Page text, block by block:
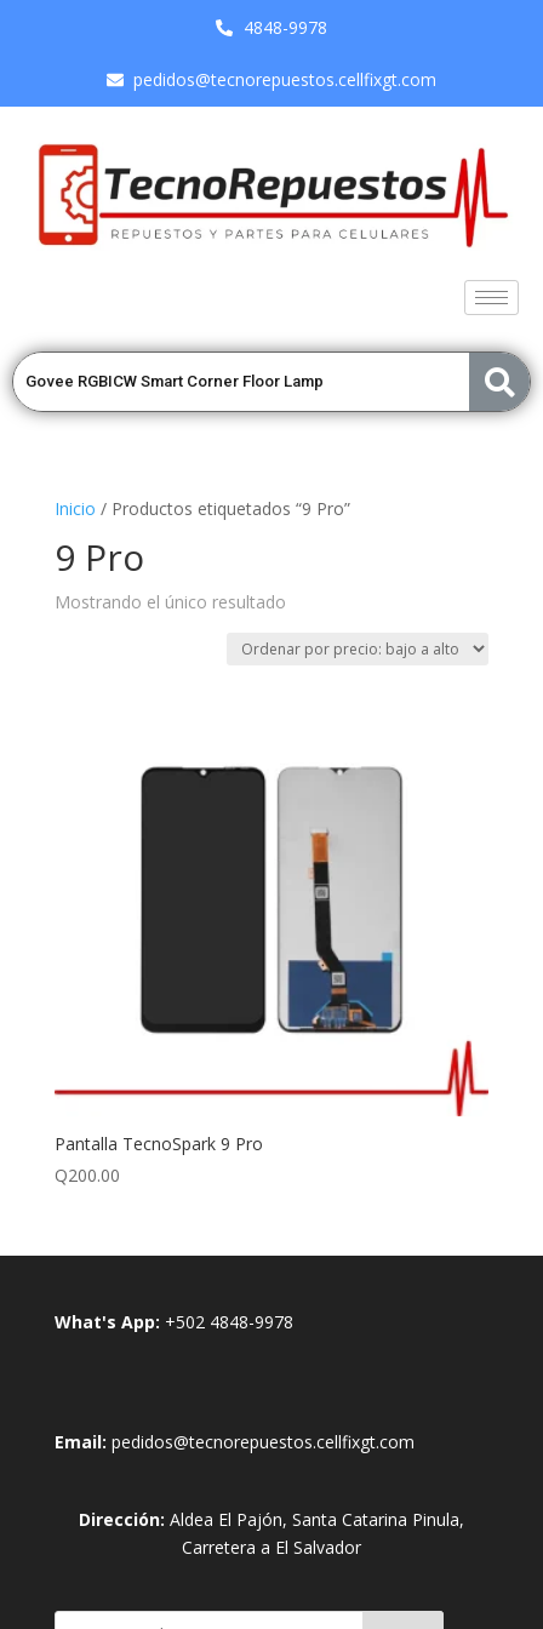
4848-9978
pedidos@tecnorepuestos.cellfixgt.com
Inicio / Productos etiquetados “9 Pro”
9 Pro
Mostrando el único resultado
Pantalla TecnoSpark 9 Pro
Q200.00
What's App: +502 4848-9978
Email: pedidos@tecnorepuestos.cellfixgt.com
Dirección: Aldea El Pajón, Santa Catarina Pinula,
Carretera a El Salvador